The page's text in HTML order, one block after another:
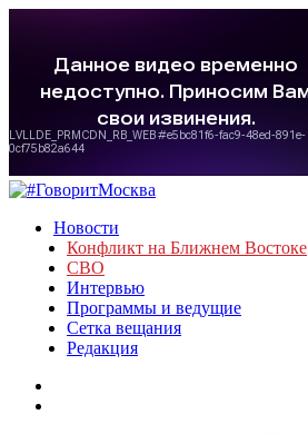
Новости
Конфликт на Ближнем Востоке
СВО
Интервью
Программы и ведущие
Сетка вещания
Редакция